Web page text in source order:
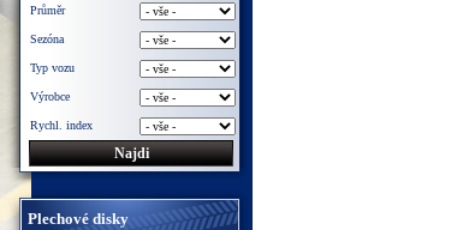
Průměr
Sezóna
Typ vozu
Výrobce
Rychl. index
Plechové disky